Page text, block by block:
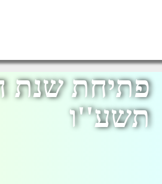
פתיחת שנת
תשע''ו